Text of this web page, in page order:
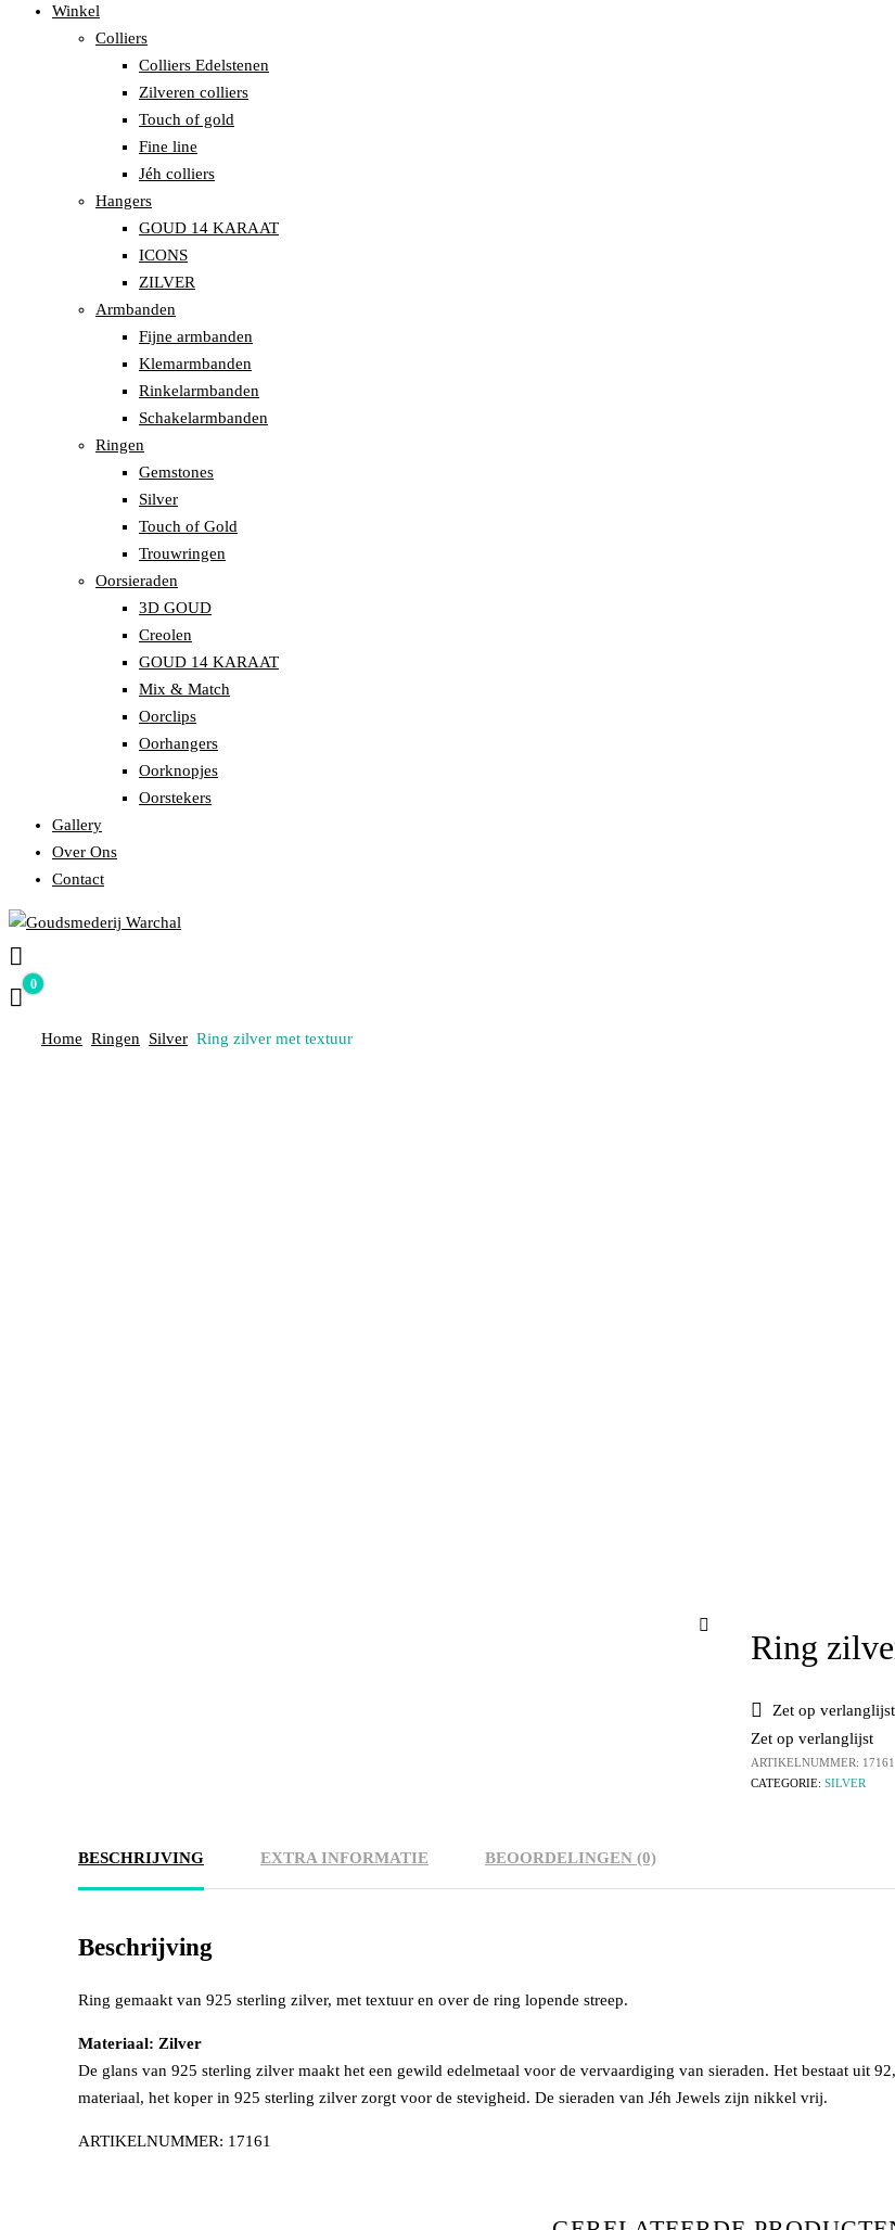
Winkel
Colliers
Colliers Edelstenen
Zilveren colliers
Touch of gold
Fine line
Jéh colliers
Hangers
GOUD 14 KARAAT
ICONS
ZILVER
Armbanden
Fijne armbanden
Klemarmbanden
Rinkelarmbanden
Schakelarmbanden
Ringen
Gemstones
Silver
Touch of Gold
Trouwringen
Oorsieraden
3D GOUD
Creolen
GOUD 14 KARAAT
Mix & Match
Oorclips
Oorhangers
Oorknopjes
Oorstekers
Gallery
Over Ons
Contact
GOUDSMEDERIJ WARCHAL
Ontwerpen – Vervaardigen – Vermaken – Repareren van Sieraden
€ 0,00
0
Home Ringen Silver Ring zilver met textuur
Ring
Zet op verlanglijst
Zet op verlanglijst
ARTIKELNUMMER: 17161
CATEGORIE: SILVER
BESCHRIJVING EXTRA INFORMATIE BEOORDELINGEN (0)
Beschrijving
Ring gemaakt van 925 sterling zilver, met textuur en over de ring lopende streep.
Materiaal: Zilver
De glans van 925 sterling zilver maakt het een gewild edelmetaal voor de vervaardiging van sieraden. Het bestaat uit
materiaal, het koper in 925 sterling zilver zorgt voor de stevigheid. De sieraden van Jéh Jewels zijn nikkel vrij.
ARTIKELNUMMER: 17161